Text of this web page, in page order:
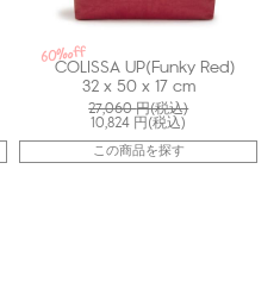
60%off
COLISSA UP(Funky Red)
32 x 50 x 17 cm
27,060円(税込)
10,824 円(税込)
この商品を探す